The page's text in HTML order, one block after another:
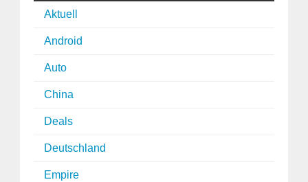
Aktuell
Android
Auto
China
Deals
Deutschland
Empire